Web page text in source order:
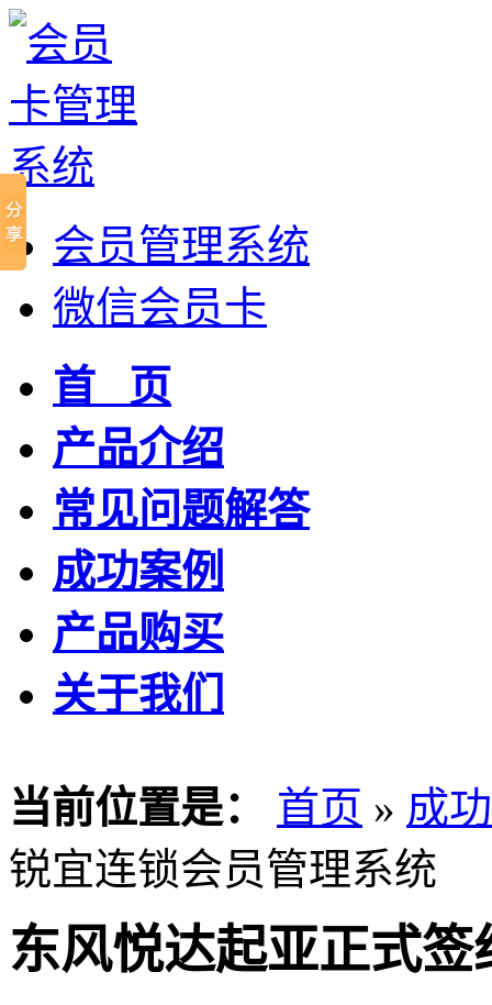
会员管理系统
微信会员卡
首 页
产品介绍
常见问题解答
成功案例
产品购买
关于我们
当前位置是： 首页 » 成
锐宜连锁会员管理系统
东风悦达起亚正式